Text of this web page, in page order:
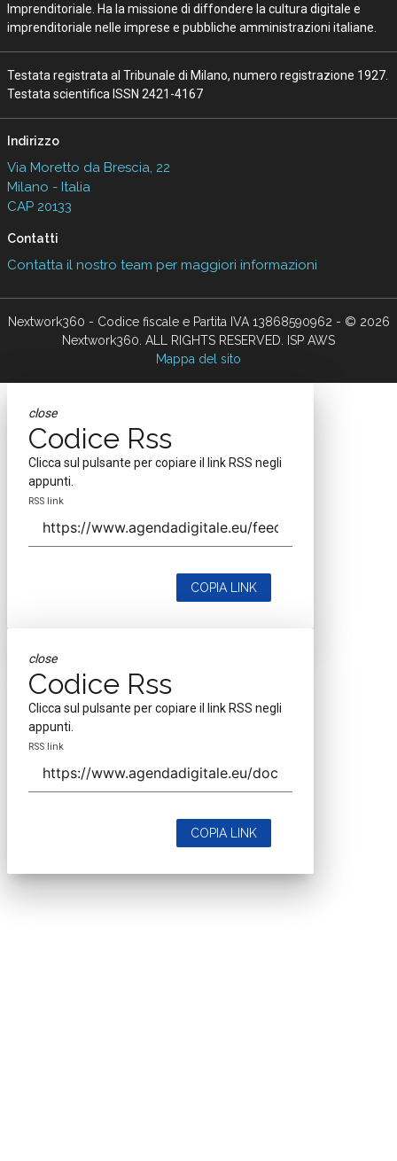
Imprenditoriale. Ha la missione di diffondere la cultura digitale e
imprenditoriale nelle imprese e pubbliche amministrazioni italiane.
Testata registrata al Tribunale di Milano, numero registrazione 1927.
Testata scientifica ISSN 2421-4167
Indirizzo
Via Moretto da Brescia, 22
Milano - Italia
CAP 20133
Contatti
Contatta il nostro team per maggiori informazioni
Nextwork360 - Codice fiscale e Partita IVA 13868590962 - © 2026
Nextwork360. ALL RIGHTS RESERVED. ISP AWS
Mappa del sito
close
Codice Rss
Clicca sul pulsante per copiare il link RSS negli
appunti.
RSS link
COPIA LINK
close
Codice Rss
Clicca sul pulsante per copiare il link RSS negli
appunti.
RSS link
COPIA LINK